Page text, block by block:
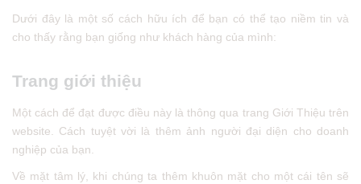
Dưới đây là một số cách hữu ích để bạn có thể tạo niềm tin và
cho thấy rằng bạn giống như khách hàng của mình:
Trang giới thiệu
Một cách để đạt được điều này là thông qua trang Giới Thiệu trên
website. Cách tuyệt vời là thêm ảnh người đại diện cho doanh
nghiệp của bạn.
Về mặt tâm lý, khi chúng ta thêm khuôn mặt cho một cái tên sẽ